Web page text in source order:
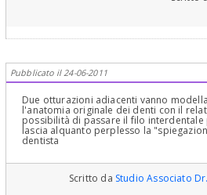
Pubblicato il 24-06-2011
Due otturazioni adiacenti vanno
l'anatomia originale dei denti con il
possibilità di passare il filo interdentale
lascia alquanto perplesso la
dentista
Scritto da Studio Associato